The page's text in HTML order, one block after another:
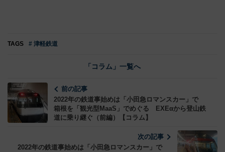
TAGS # 津軽鉄道
「コラム」一覧へ
前の記事
2022年の鉄道事始めは「小田急ロマンスカー」で
箱根を「観光型MaaS」でめぐる EXEαから登山鉄
道に乗り継ぐ（前編）【コラム】
次の記事
2022年の鉄道事始めは「小田急ロマンスカー」で